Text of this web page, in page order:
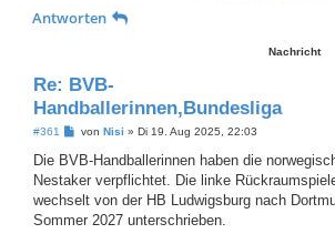
Antworten
Nachricht
Re: BVB-
Handballerinnen,Bundesliga
#361
B
i
r
a
von Nisi » Di 19. Aug 2025, 22:03
Die BVB-Handballerinnen haben die
Nestaker verpflichtet. Die linke
wechselt von der HB Ludwigsburg nach
Sommer 2027 unterschrieben.